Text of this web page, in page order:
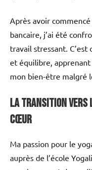
Après avoir
bancaire, j’ai été
travail stressant. C’est
et équilibre,
mon bien-être malgré
La Transition Vers
Cœur
Ma passion pour le
auprès de l’école